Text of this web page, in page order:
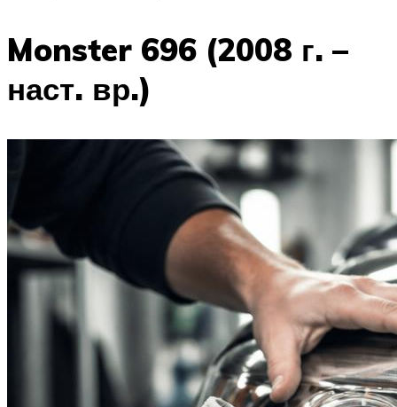
Monster 696 (2008 г. –
наст. вр.)